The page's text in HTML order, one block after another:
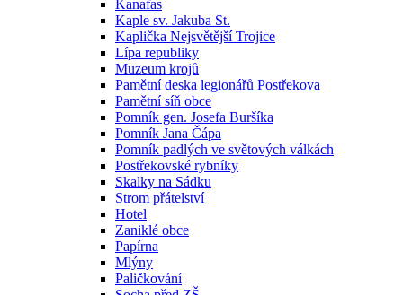
Kanafas
Kaple sv. Jakuba St.
Kaplička Nejsvětější Trojice
Lípa republiky
Muzeum krojů
Pamětní deska legionářů Postřekova
Pamětní síň obce
Pomník gen. Josefa Buršíka
Pomník Jana Čápa
Pomník padlých ve světových válkách
Postřekovské rybníky
Skalky na Sádku
Strom přátelství
Hotel
Zaniklé obce
Papírna
Mlýny
Paličkování